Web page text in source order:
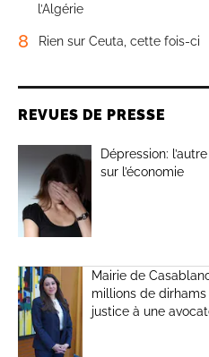
l’Algérie
8 Rien sur Ceuta, cette fois-ci
REVUES DE PRESSE
Dépression:
sur l’économie
Mairie de
millions de
justice à une